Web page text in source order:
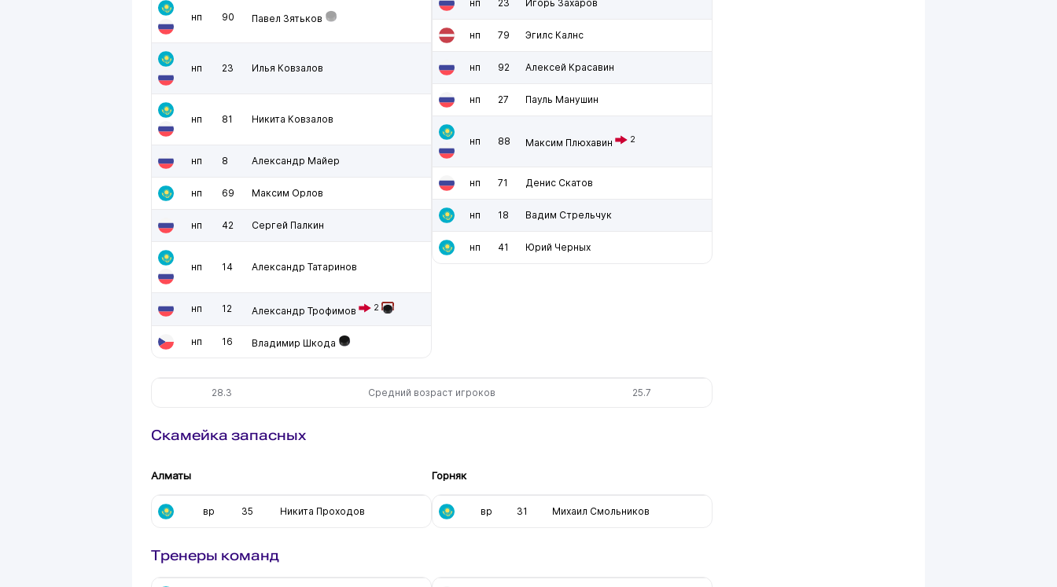
нп 90 Павел Зятьков
нп 23 Илья Ковзалов
нп 81 Никита Ковзалов
нп 8 Александр Майер
нп 69 Максим Орлов
нп 42 Сергей Палкин
нп 14 Александр Татаринов
нп 12 Александр Трофимов 2
нп 16 Владимир Шкода
нп 23 Игорь Захаров
нп 79 Эгилс Калнс
нп 92 Алексей Красавин
нп 27 Пауль Манушин
нп 88 Максим Плюхавин 2
нп 71 Денис Скатов
нп 18 Вадим Стрельчук
нп 41 Юрий Черных
28.3 Средний возраст игроков 25.7
Скамейка запасных
Алматы
вр 35 Никита Проходов
Горняк
вр 31 Михаил Смольников
Тренеры команд